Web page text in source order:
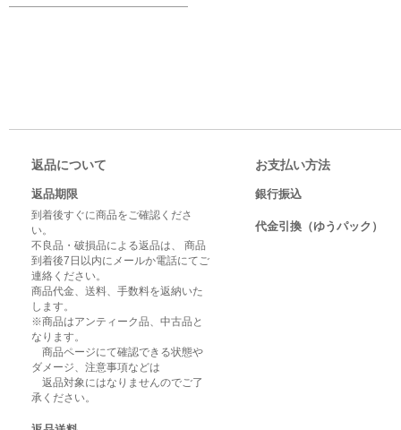
返品について
返品期限
到着後すぐに商品をご確認くださ
い。
不良品・破損品による返品は、 商品
到着後7日以内にメールか電話にてご
連絡ください。
商品代金、送料、手数料を返納いた
します。
※商品はアンティーク品、中古品と
なります。
商品ページにて確認できる状態や
ダメージ、注意事項などは
返品対象にはなりませんのでご了
承ください。
お支払い方法
銀行振込
代金引換（ゆうパック）